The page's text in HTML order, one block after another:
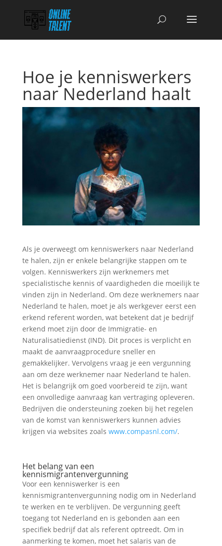
Hoe je kenniswerkers
naar Nederland haalt
Als je overweegt om kenniswerkers naar Nederland
te halen, zijn er enkele belangrijke stappen om te
volgen. Kenniswerkers zijn werknemers met
specialistische kennis of vaardigheden die moeilijk te
vinden zijn in Nederland. Om deze werknemers naar
Nederland te halen, moet je als werkgever eerst een
erkend referent worden, wat betekent dat je bedrijf
erkend moet zijn door de Immigratie- en
Naturalisatiedienst (IND). Dit proces is verplicht en
maakt de aanvraagprocedure sneller en
gemakkelijker. Vervolgens vraag je een vergunning
aan om deze werknemer naar Nederland te halen.
Het is belangrijk om goed voorbereid te zijn, want
een onvolledige aanvraag kan vertraging opleveren.
Bedrijven die ondersteuning zoeken bij het regelen
van de komst van kenniswerkers kunnen advies
krijgen via websites zoals www.compasnl.com/.
Het belang van een
kennismigrantenvergunning
Voor een kenniswerker is een
kennismigrantenvergunning nodig om in Nederland
te werken en te verblijven. De vergunning geeft
toegang tot Nederland en is gebonden aan een
specifiek bedrijf dat als referent optreedt. Om in
aanmerking te komen, moet het salaris van de